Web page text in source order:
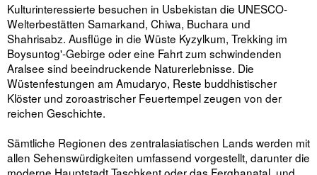
Kulturinteressierte besuchen in Usbekistan die UNESCO-
Welterbestätten Samarkand, Chiwa, Buchara und
Shahrisabz. Ausflüge in die Wüste Kyzylkum, Trekking im
Boysuntog'-Gebirge oder eine Fahrt zum schwindenden
Aralsee sind beeindruckende Naturerlebnisse. Die
Wüstenfestungen am Amudaryo, Reste buddhistischer
Klöster und zoroastrischer Feuertempel zeugen von der
reichen Geschichte.
Sämtliche Regionen des zentralasiatischen Lands werden mit
allen Sehenswürdigkeiten umfassend vorgestellt, darunter die